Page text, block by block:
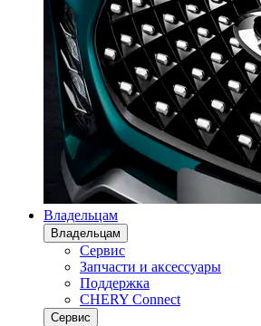
Владельцам
Владельцам
Сервис
Запчасти и аксессуары
Поддержка
CHERY Connect
Сервис